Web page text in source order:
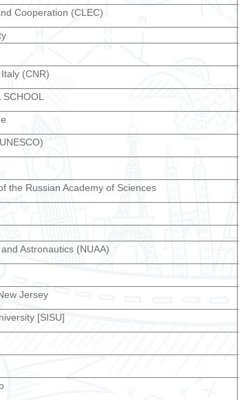
Cooperation (CLEC)
(CNR)
the Russian Academy of Sciences
Astronautics (NUAA)
Jersey
[SISU]